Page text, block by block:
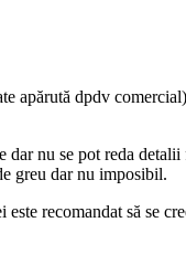
apărută dpdv
nu se pot reda
greu dar nu imposibil.
recomandat să se